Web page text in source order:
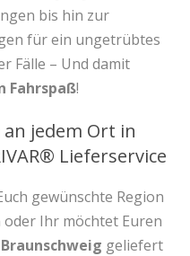
bis hin zur
für ein ungetrübtes
Fälle – Und damit
Fahrspaß!
an jedem Ort in
Lieferservice
gewünschte Region
Ihr möchtet Euren
geliefert